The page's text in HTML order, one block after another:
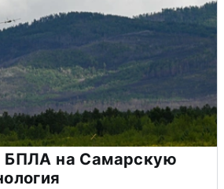
БПЛА на Самарскую